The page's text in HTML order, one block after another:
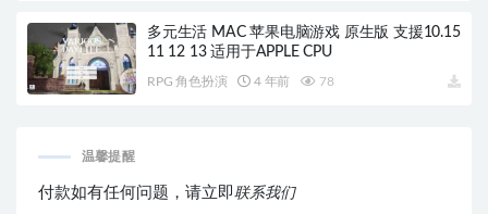
多元生活 MAC 苹果电脑游戏 原生版 支援10.15
11 12 13 适用于APPLE CPU
RPG 角色扮演 4 年前 78
温馨提醒
付款如有任何问题，请立即联系我们